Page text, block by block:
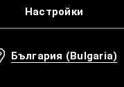
Настройки
България (Bulgaria)